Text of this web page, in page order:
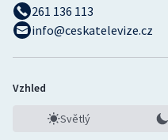
261 136 113
info@ceskatelevize.cz
Vzhled
Světlý